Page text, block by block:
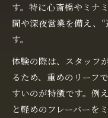
す。特に心斎橋やミナ
間や深夜営業を備え、
す。
体験の際は、スタッフ
るため、重めのリーフ
すいのが特徴です。例
と軽めのフレーバーを